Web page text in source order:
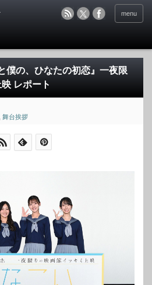
menu
僕の、ひなたの初恋』一夜限
レポート
舞台挨拶